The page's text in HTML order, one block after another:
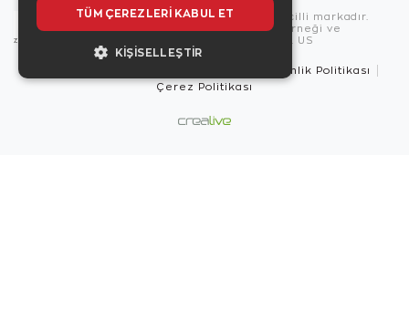
Copyright © 2026, Zen Diamond tescilli markadır.
Zen Diamond Birleşmiş Markalar Derneği ve
Turquality Destek Programı üyesidir. US
Güvenlik Politikası
Çerez Politikası
TÜM ÇEREZLERI KABUL ET
KIŞISELLEŞTIR